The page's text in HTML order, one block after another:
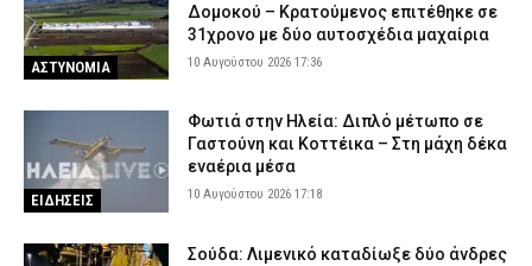
ΑΣΤΥΝΟΜΙΑ
Δομοκού – Κρατούμενος επιτέθηκε σε
31χρονο με δύο αυτοσχέδια μαχαίρια
10 Αυγούστου 2026 17:36
ΕΙΔΗΣΕΙΣ
Φωτιά στην Ηλεία: Διπλό μέτωπο σε
Γαστούνη και Κοττέικα – Στη μάχη δέκα
εναέρια μέσα
10 Αυγούστου 2026 17:18
Σούδα: Λιμενικό καταδίωξε δύο άνδρες